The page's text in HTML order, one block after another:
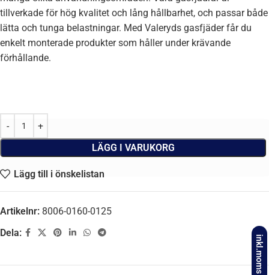
inkl.moms
tillverkade för hög kvalitet och lång hållbarhet, och passar både
lätta och tunga belastningar. Med Valeryds gasfjäder får du
enkelt monterade produkter som håller under krävande
förhållande.
LÄGG I VARUKORG
Lägg till i önskelistan
Artikelnr: 8006-0160-0125
Dela:
Beskrivning